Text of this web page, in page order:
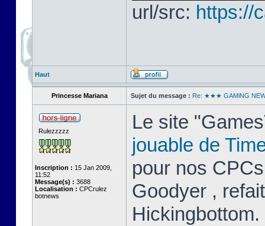
url/src: https://
Haut
Princesse Mariana Sujet du message : Re: ★★★ GAMiNG
Rulezzzzz
Inscription : 15 Jan 2009,
11:52
Message(s) : 3688
Localisation : CPCrulez
botnews
Le site
jouable de
pour nos
Goodyer ,
Hickingbottom.